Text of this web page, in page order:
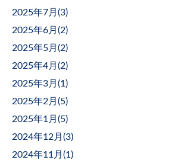
2025年7月(3)
2025年6月(2)
2025年5月(2)
2025年4月(2)
2025年3月(1)
2025年2月(5)
2025年1月(5)
2024年12月(3)
2024年11月(1)